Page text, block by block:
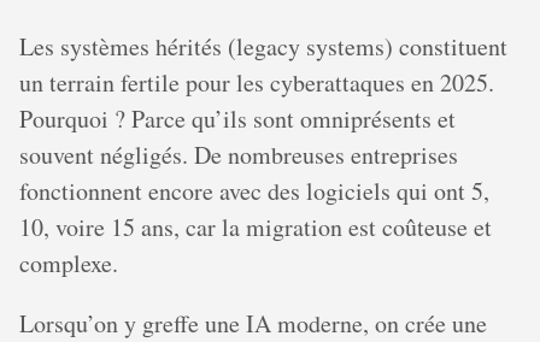
Les systèmes hérités (legacy systems) constituent
un terrain fertile pour les cyberattaques en 2025.
Pourquoi ? Parce qu’ils sont omniprésents et
souvent négligés. De nombreuses entreprises
fonctionnent encore avec des logiciels qui ont 5,
10, voire 15 ans, car la migration est coûteuse et
complexe.
Lorsqu’on y greffe une IA moderne, on crée une